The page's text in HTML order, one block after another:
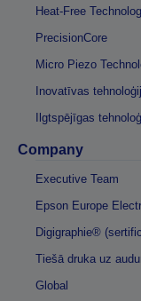
Heat-Free
PrecisionCore
Micro Piezo
Inovatīvas
Ilgtspējīgas
Company
Executive Team
Epson Europe
Digigraphie®
Tiešā druka uz
Global